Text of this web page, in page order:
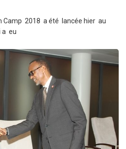
Camp 2018 a été lancée hier au
a eu